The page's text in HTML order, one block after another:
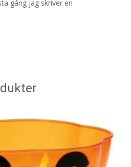
gång jag skriver en